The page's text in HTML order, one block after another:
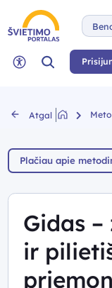
Neįgaliųjų rėžimas
Paieška
Atgal
Plačiau apie
Gidas
ir